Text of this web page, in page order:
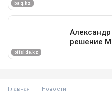
Главная Новости